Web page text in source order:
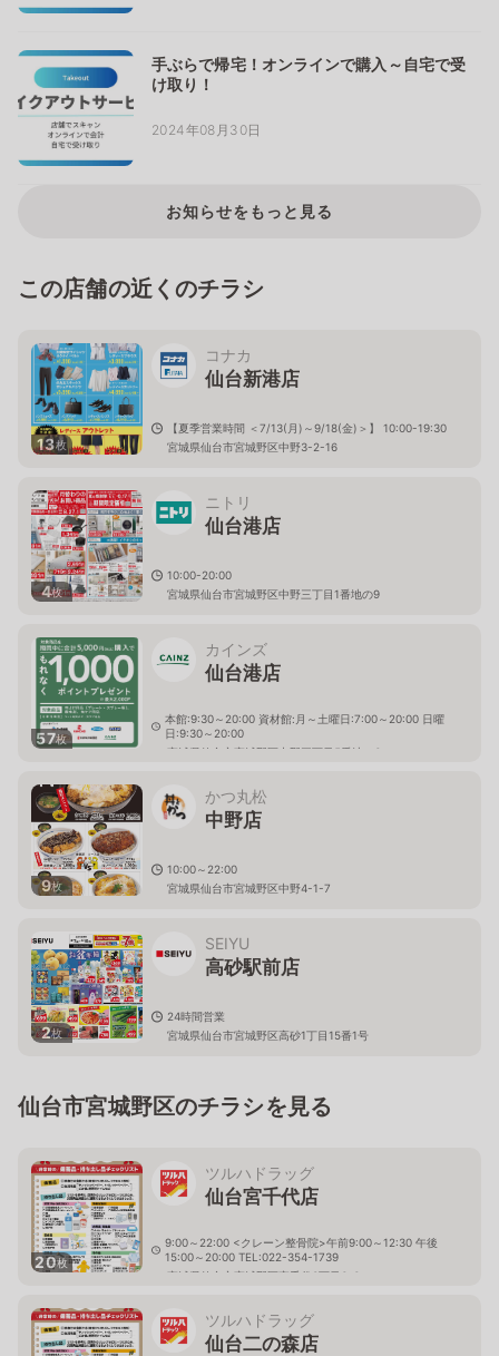
手ぶらで帰宅！オンラインで購入～自宅で受
け取り！
2024年08月30日
お知らせをもっと見る
この店舗の近くのチラシ
13枚
コナカ
仙台新港店
【夏季営業時間 ＜7/13(月)～9/18(金)＞】 10:00-19:30
宮城県仙台市宮城野区中野3-2-16
4枚
ニトリ
仙台港店
10:00-20:00
宮城県仙台市宮城野区中野三丁目1番地の9
57枚
カインズ
仙台港店
本館:9:30～20:00 資材館:月～土曜日:7:00～20:00 日曜
日:9:30～20:00
宮城県仙台市宮城野区中野三丁目5番地の6
9枚
かつ丸松
中野店
10:00～22:00
宮城県仙台市宮城野区中野4-1-7
2枚
SEIYU
高砂駅前店
24時間営業
宮城県仙台市宮城野区高砂1丁目15番1号
仙台市宮城野区のチラシを見る
20枚
ツルハドラッグ
仙台宮千代店
9:00～22:00 <クレーン整骨院>午前9:00～12:30 午後
15:00～20:00 TEL:022-354-1739
宮城県仙台市宮城野区宮千代3丁目6-6
ツルハドラッグ
仙台二の森店